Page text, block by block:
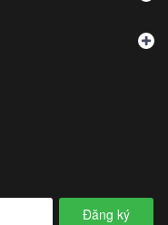
Đăng ký